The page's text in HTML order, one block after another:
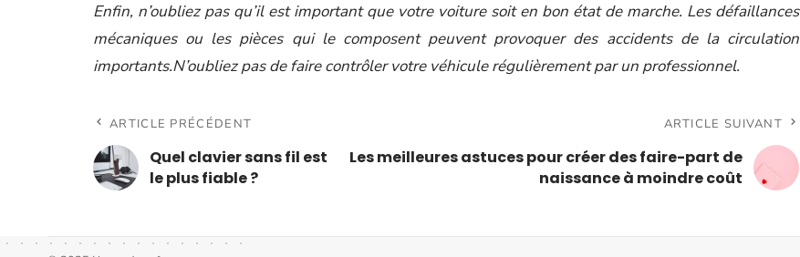
Enfin, n’oubliez pas qu’il est important que votre voiture soit en bon état de marche. Les défaillances
mécaniques ou les pièces qui le composent peuvent provoquer des accidents de la circulation
importants.N’oubliez pas de faire contrôler votre véhicule régulièrement par un professionnel.
ARTICLE PRÉCÉDENT
Quel clavier sans fil est
le plus fiable ?
ARTICLE SUIVANT
Les meilleures astuces pour créer des faire-part de
naissance à moindre coût